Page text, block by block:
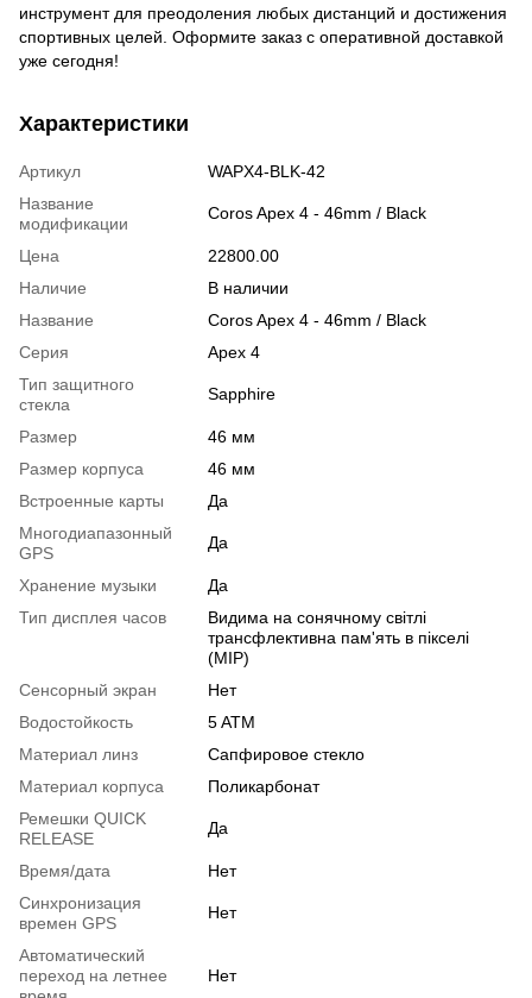
инструмент для преодоления любых дистанций и достижения
спортивных целей. Оформите заказ с оперативной доставкой
уже сегодня!
Характеристики
Артикул
WAPX4-BLK-42
Название
модификации
Coros Apex 4 - 46mm / Black
Цена
22800.00
Наличие
В наличии
Название
Coros Apex 4 - 46mm / Black
Серия
Apex 4
Тип защитного
стекла
Sapphire
Размер
46 мм
Размер корпуса
46 мм
Встроенные карты
Да
Многодиапазонный
GPS
Да
Хранение музыки
Да
Тип дисплея часов
Видима на сонячному світлі
трансфлективна пам'ять в пікселі
(MIP)
Сенсорный экран
Нет
Водостойкость
5 ATM
Материал линз
Сапфировое стекло
Материал корпуса
Поликарбонат
Ремешки QUICK
RELEASE
Да
Время/дата
Нет
Синхронизация
времен GPS
Нет
Автоматический
переход на летнее
Нет